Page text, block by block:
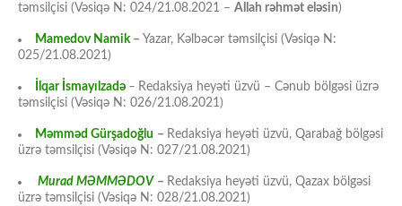
təmsilçisi (Vəsiqə N: 024/21.08.2021 – Allah rəhmət eləsin)
Mamedov Namik– Yazar, Kəlbəcər təmsilçisi (Vəsiqə N:
025/21.08.2021)
İlqar İsmayılzadə – Redaksiya heyəti üzvü – Cənub bölgəsi üzrə
təmsilçisi (Vəsiqə N: 026/21.08.2021)
Məmməd Gürşadoğlu – Redaksiya heyəti üzvü, Qarabağ bölgəsi
üzrə təmsilçisi (Vəsiqə N: 027/21.08.2021)
Murad MƏMMƏDOV – Redaksiya heyəti üzvü, Qazax bölgəsi
üzrə təmsilçisi (Vəsiqə N: 028/21.08.2021)